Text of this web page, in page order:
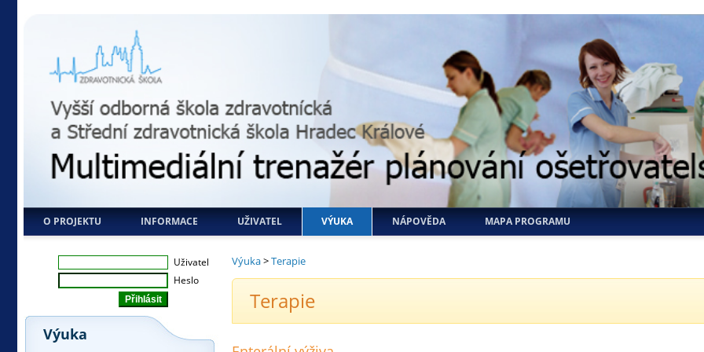
O PROJEKTU INFORMACE UŽIVATEL VÝUKA NÁPOVĚDA MAPA PROGRAMU
Uživatel
Heslo
Výuka
Výuka>Terapie
Terapie